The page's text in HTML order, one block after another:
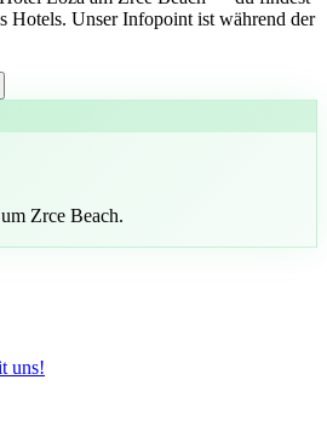
Hotels. Unser Infopoint ist während der
Zrce Beach.
uns!